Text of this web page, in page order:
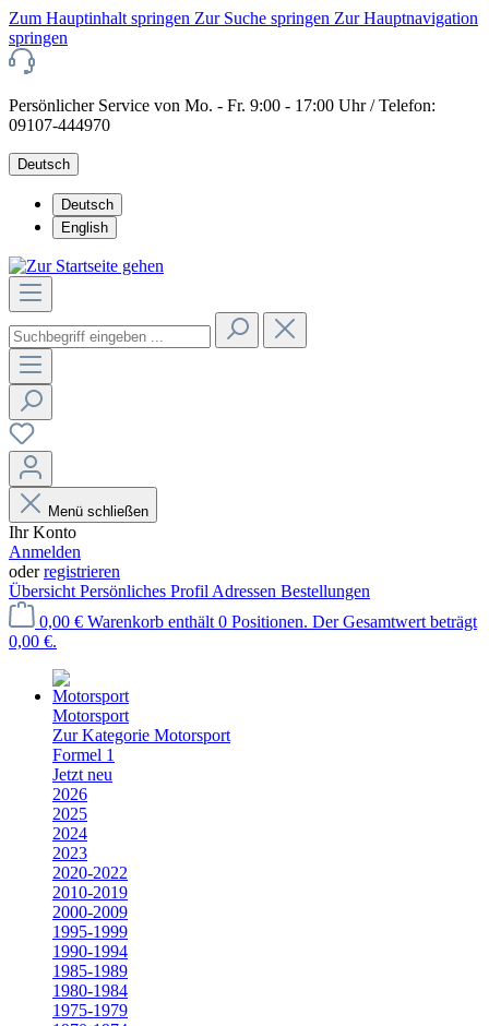
Zum Hauptinhalt springen Zur Suche springen Zur Hauptnavigation
springen
Persönlicher Service von Mo. - Fr. 9:00 - 17:00 Uhr / Telefon:
09107-444970
Deutsch
Deutsch
English
Menü schließen
Ihr Konto
Anmelden
oderregistrieren
Übersicht Persönliches Profil Adressen Bestellungen
0,00 € Warenkorb enthält 0 Positionen. Der Gesamtwert beträgt
0,00 €.
Motorsport
Zur Kategorie Motorsport
Formel 1
Jetzt neu
2026
2025
2024
2023
2020-2022
2010-2019
2000-2009
1995-1999
1990-1994
1985-1989
1980-1984
1975-1979